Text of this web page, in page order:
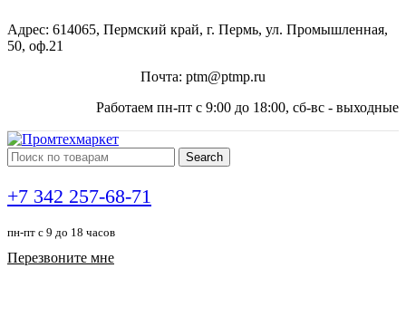
Адрес: 614065, Пермский край, г. Пермь, ул. Промышленная,
50, оф.21
Почта: ptm@ptmp.ru
Работаем пн-пт с 9:00 до 18:00, сб-вс - выходные
Search
+7 342 257-68-71
пн-пт с 9 до 18 часов
Перезвоните мне